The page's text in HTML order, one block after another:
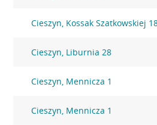
Cieszyn, Kossak Szatkowskiej
Cieszyn, Liburnia 28
Cieszyn, Mennicza 1
Cieszyn, Mennicza 1